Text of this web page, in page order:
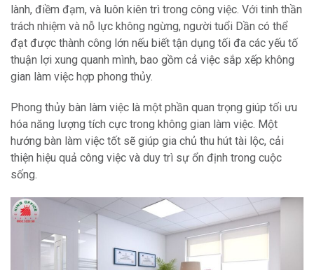
lành, điềm đạm, và luôn kiên trì trong công việc. Với tinh thần
trách nhiệm và nỗ lực không ngừng, người tuổi Dần có thể
đạt được thành công lớn nếu biết tận dụng tối đa các yếu tố
thuận lợi xung quanh mình, bao gồm cả việc sắp xếp không
gian làm việc hợp phong thủy.
Phong thủy bàn làm việc là một phần quan trọng giúp tối ưu
hóa năng lượng tích cực trong không gian làm việc. Một
hướng bàn làm việc tốt sẽ giúp gia chủ thu hút tài lộc, cải
thiện hiệu quả công việc và duy trì sự ổn định trong cuộc
sống.